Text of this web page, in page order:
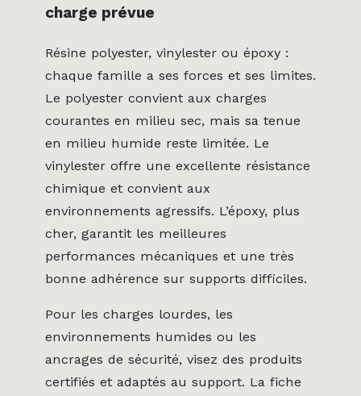
charge prévue
Résine polyester, vinylester ou époxy :
chaque famille a ses forces et ses limites.
Le polyester convient aux charges
courantes en milieu sec, mais sa tenue
en milieu humide reste limitée. Le
vinylester offre une excellente résistance
chimique et convient aux
environnements agressifs. L’époxy, plus
cher, garantit les meilleures
performances mécaniques et une très
bonne adhérence sur supports difficiles.
Pour les charges lourdes, les
environnements humides ou les
ancrages de sécurité, visez des produits
certifiés et adaptés au support. La fiche